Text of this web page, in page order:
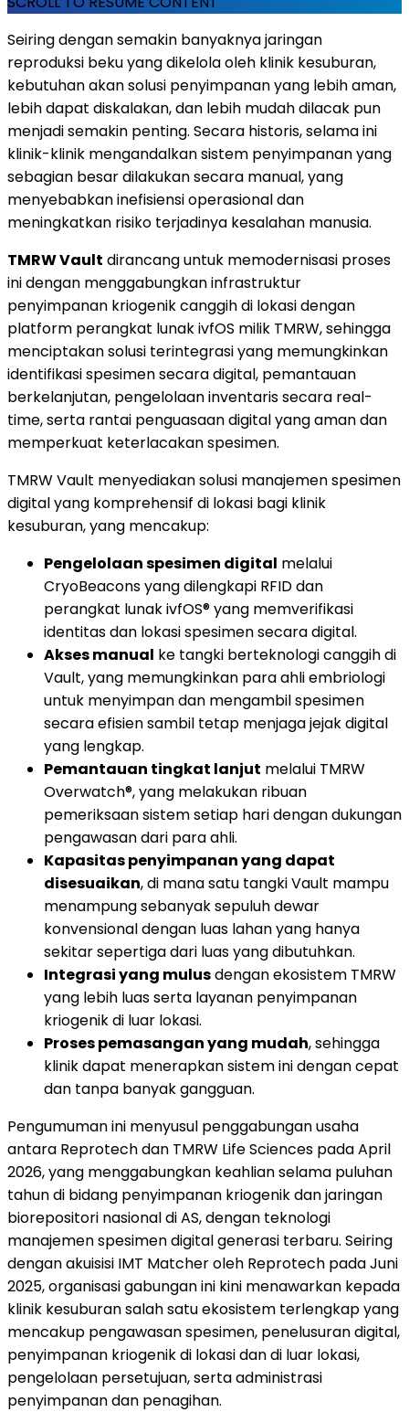
Seiring dengan semakin banyaknya jaringan
reproduksi beku yang dikelola oleh klinik kesuburan,
kebutuhan akan solusi penyimpanan yang lebih aman,
lebih dapat diskalakan, dan lebih mudah dilacak pun
menjadi semakin penting. Secara historis, selama ini
klinik-klinik mengandalkan sistem penyimpanan yang
sebagian besar dilakukan secara manual, yang
menyebabkan inefisiensi operasional dan
meningkatkan risiko terjadinya kesalahan manusia.
TMRW Vault dirancang untuk memodernisasi proses
ini dengan menggabungkan infrastruktur
penyimpanan kriogenik canggih di lokasi dengan
platform perangkat lunak ivfOS milik TMRW, sehingga
menciptakan solusi terintegrasi yang memungkinkan
identifikasi spesimen secara digital, pemantauan
berkelanjutan, pengelolaan inventaris secara real-
time, serta rantai penguasaan digital yang aman dan
memperkuat keterlacakan spesimen.
TMRW Vault menyediakan solusi manajemen spesimen
digital yang komprehensif di lokasi bagi klinik
kesuburan, yang mencakup:
Pengelolaan spesimen digital melalui
CryoBeacons yang dilengkapi RFID dan
perangkat lunak ivfOS® yang memverifikasi
identitas dan lokasi spesimen secara digital.
Akses manual ke tangki berteknologi canggih di
Vault, yang memungkinkan para ahli embriologi
untuk menyimpan dan mengambil spesimen
secara efisien sambil tetap menjaga jejak digital
yang lengkap.
Pemantauan tingkat lanjut melalui TMRW
Overwatch®, yang melakukan ribuan
pemeriksaan sistem setiap hari dengan dukungan
pengawasan dari para ahli.
Kapasitas penyimpanan yang dapat
disesuaikan, di mana satu tangki Vault mampu
menampung sebanyak sepuluh dewar
konvensional dengan luas lahan yang hanya
sekitar sepertiga dari luas yang dibutuhkan.
Integrasi yang mulusdengan ekosistem TMRW
yang lebih luas serta layanan penyimpanan
kriogenik di luar lokasi.
Proses pemasangan yang mudah, sehingga
klinik dapat menerapkan sistem ini dengan cepat
dan tanpa banyak gangguan.
Pengumuman ini menyusul penggabungan usaha
antara Reprotech dan TMRW Life Sciences pada April
2026, yang menggabungkan keahlian selama puluhan
tahun di bidang penyimpanan kriogenik dan jaringan
biorepositori nasional di AS, dengan teknologi
manajemen spesimen digital generasi terbaru. Seiring
dengan akuisisi IMT Matcher oleh Reprotech pada Juni
2025, organisasi gabungan ini kini menawarkan kepada
klinik kesuburan salah satu ekosistem terlengkap yang
mencakup pengawasan spesimen, penelusuran digital,
penyimpanan kriogenik di lokasi dan di luar lokasi,
pengelolaan persetujuan, serta administrasi
penyimpanan dan penagihan.